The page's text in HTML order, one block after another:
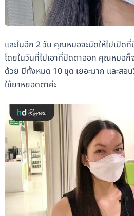
และในอีก 2 วัน คุณหมอจะนัดให้ไปเปิด
โดยในวันที่ไปเอาที่ปิดตาออก คุณหมอก็
ด้วย มีทั้งหมด 10 ชุด เยอะมาก และสอ
ใช้ยาหยอดตาค่ะ